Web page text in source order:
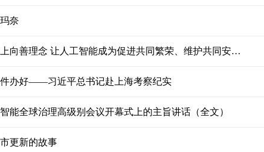
奈
独家视频丨习近平：秉持以人为本、向上向善理念 让人工智能成为促进共同繁荣、维护共同安全的一个重要动力源
办好——习近平总书记赴上海考察纪实
能全球治理高级别会议开幕式上的主旨讲话（全文）
更新的故事